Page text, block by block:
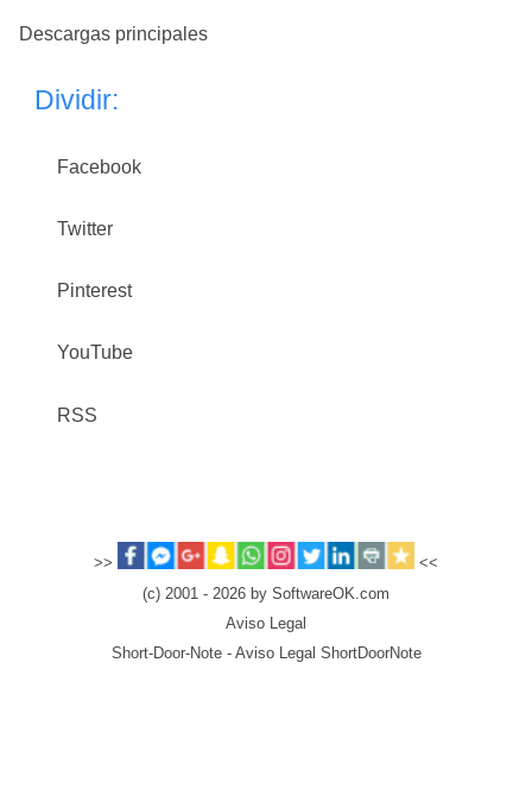
Descargas principales
Dividir:
Facebook
Twitter
Pinterest
YouTube
RSS
>>
<<
(c) 2001 - 2026 by SoftwareOK.com
Aviso Legal
Short-Door-Note - Aviso Legal ShortDoorNote